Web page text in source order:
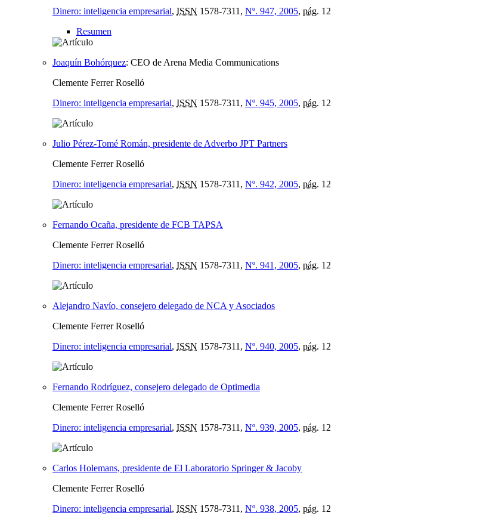
Dinero: inteligencia empresarial, ISSN 1578-7311, Nº. 947, 2005, pág. 12
Resumen
Joaquín Bohórquez: CEO de Arena Media Communications
Clemente Ferrer Roselló
Dinero: inteligencia empresarial, ISSN 1578-7311, Nº. 945, 2005, pág. 12
Julio Pérez-Tomé Román, presidente de Adverbo JPT Partners
Clemente Ferrer Roselló
Dinero: inteligencia empresarial, ISSN 1578-7311, Nº. 942, 2005, pág. 12
Fernando Ocaña, presidente de FCB TAPSA
Clemente Ferrer Roselló
Dinero: inteligencia empresarial, ISSN 1578-7311, Nº. 941, 2005, pág. 12
Alejandro Navío, consejero delegado de NCA y Asociados
Clemente Ferrer Roselló
Dinero: inteligencia empresarial, ISSN 1578-7311, Nº. 940, 2005, pág. 12
Fernando Rodríguez, consejero delegado de Optimedia
Clemente Ferrer Roselló
Dinero: inteligencia empresarial, ISSN 1578-7311, Nº. 939, 2005, pág. 12
Carlos Holemans, presidente de El Laboratorio Springer & Jacoby
Clemente Ferrer Roselló
Dinero: inteligencia empresarial, ISSN 1578-7311, Nº. 938, 2005, pág. 12